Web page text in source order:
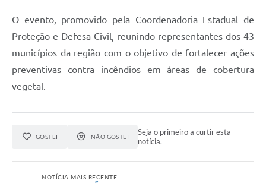
O evento, promovido pela Coordenadoria Estadual de
Proteção e Defesa Civil, reunindo representantes dos 43
municípios da região com o objetivo de fortalecer ações
preventivas contra incêndios em áreas de cobertura
vegetal.
GOSTEI NÃO GOSTEI
Seja o primeiro a curtir esta
notícia.
NOTÍCIA MAIS RECENTE